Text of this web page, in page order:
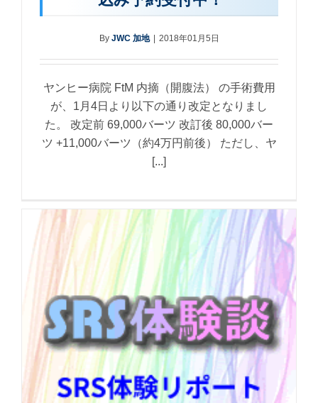
By JWC 加地 2018年01月5日
ヤンヒー病院 FtM 内摘（開腹法） の手術費用
が、1月4日より以下の通り改定となりまし
た。 改定前 69,000バーツ 改訂後 80,000バー
ツ +11,000バーツ（約4万円前後） ただし、ヤ
[...]